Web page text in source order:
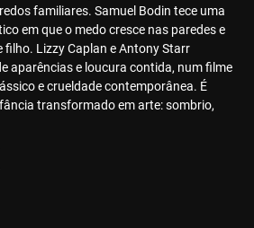
familiares. Samuel Bodin tece uma
em que o medo cresce nas paredes e
filho. Lizzy Caplan e Antony Starr
aparências e loucura contida, num filme
e crueldade contemporânea. É
transformado em arte: sombrio,